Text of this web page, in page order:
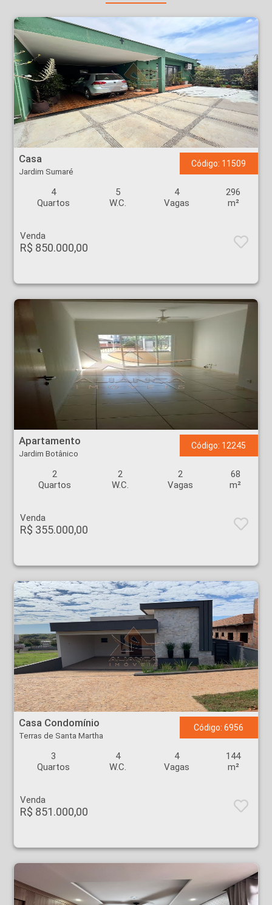
Casa - Jardim Sumaré - Ribeirão Preto
Casa
Jardim Sumaré
Código: 11509
4
Quartos
5
W.C.
4
Vagas
296
m²
Venda
R$ 850.000,00
Apartamento
Jardim Botânico
Código: 12245
2
Quartos
2
W.C.
2
Vagas
68
m²
Venda
R$ 355.000,00
Casa Condomínio - Terras de Santa Martha - Ribeirão Preto
Casa Condomínio
Terras de Santa Martha
Código: 6956
3
Quartos
4
W.C.
4
Vagas
144
m²
Venda
R$ 851.000,00